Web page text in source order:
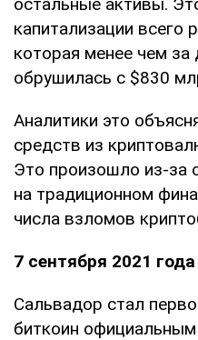
капитализации всего
которая менее чем за
обрушилась с $830
Аналитики это
средств из
Это произошло из-за
на традиционном
числа взломов
7 сентября 2021 года
Сальвадор стал
биткоин